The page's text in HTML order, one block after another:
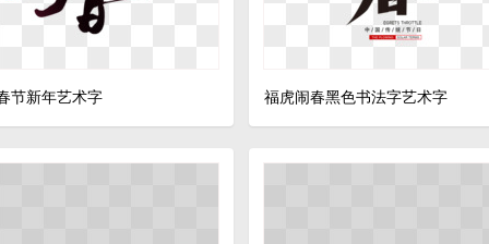
节新年艺术字 福虎闹春黑色书法字艺术字